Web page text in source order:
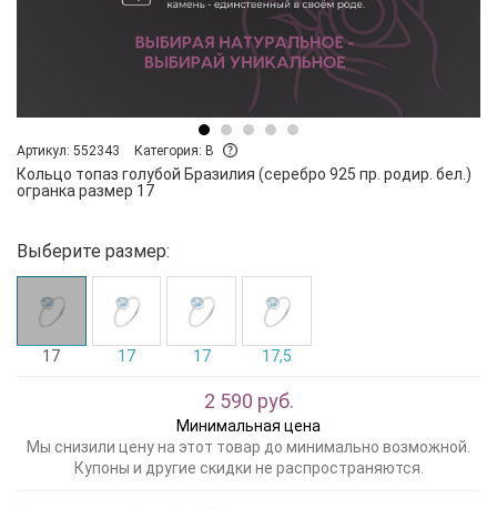
Артикул: 552343 Категория: B
Кольцо топаз голубой Бразилия (серебро 925 пр. родир. бел.)
огранка размер 17
Выберите размер:
17 17 17 17,5
2 590 руб.
Минимальная цена
Мы снизили цену на этот товар до минимально возможной.
Купоны и другие скидки не распространяются.